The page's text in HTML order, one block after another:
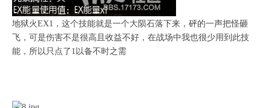
地狱火EX1，这个技能就是一个大陨石落下来，砰的一声把怪砸
飞，可是伤害不是很高且收益不好，在战场中我也很少用到此技
能，所以只点了1以备不时之需